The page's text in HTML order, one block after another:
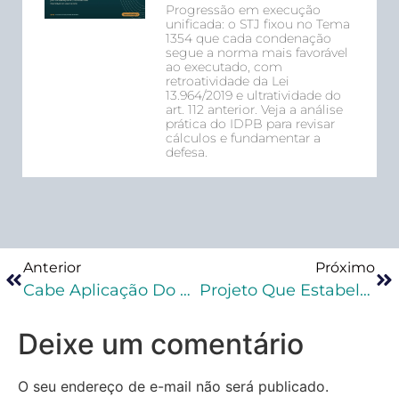
Progressão em execução
unificada: o STJ fixou no Tema
1354 que cada condenação
segue a norma mais favorável
ao executado, com
retroatividade da Lei
13.964/2019 e ultratividade do
art. 112 anterior. Veja a análise
prática do IDPB para revisar
cálculos e fundamentar a
defesa.
Anterior
Cabe Aplicação Do Princípio Da Insignificância Ao Contrabando De Cigarros?
Próximo
Projeto Que Estabelece Critérios Para A Busca E Apreensão Em Escritórios De Advocacia Vai A Sanção
Deixe um comentário
O seu endereço de e-mail não será publicado.